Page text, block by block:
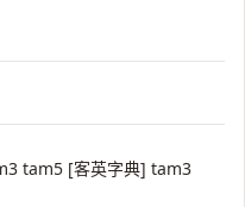
tam5 [客英字典] tam3